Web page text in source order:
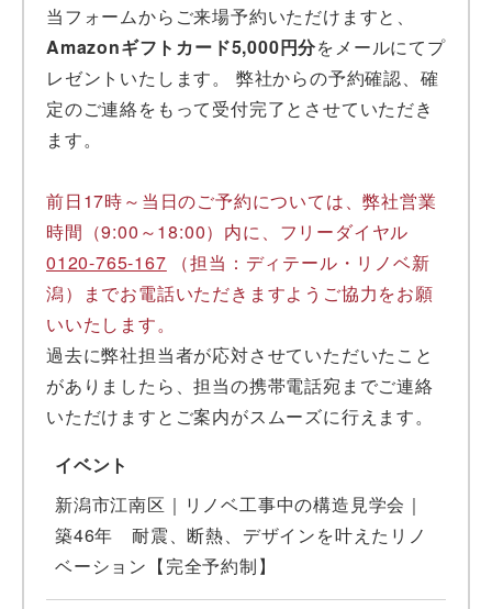
当フォームからご来場予約いただけますと、
Amazonギフトカード5,000円分をメールにてプ
レゼントいたします。 弊社からの予約確認、確
定のご連絡をもって受付完了とさせていただき
ます。
前日17時～当日のご予約については、弊社営業
時間（9:00～18:00）内に、フリーダイヤル
0120-765-167 （担当：ディテール・リノベ新
潟）までお電話いただきますようご協力をお願
いいたします。
過去に弊社担当者が応対させていただいたこと
がありましたら、担当の携帯電話宛までご連絡
いただけますとご案内がスムーズに行えます。
イベント
新潟市江南区｜リノベ工事中の構造見学会｜
築46年 耐震、断熱、デザインを叶えたリノ
ベーション【完全予約制】